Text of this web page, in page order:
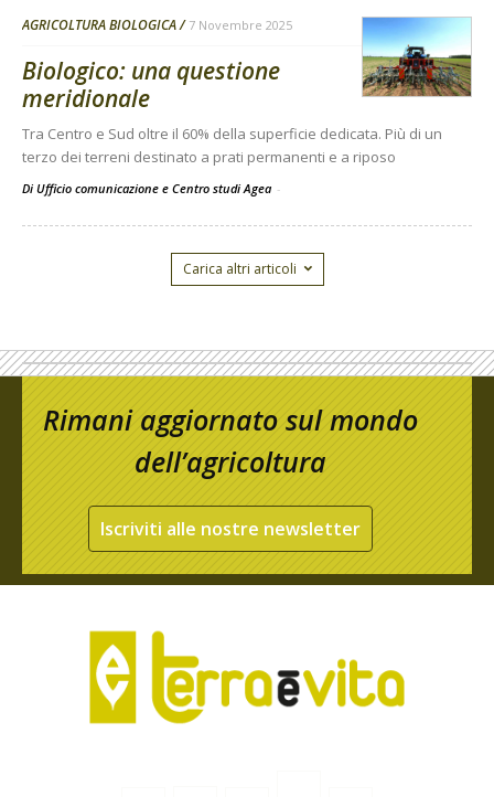
AGRICOLTURA BIOLOGICA 7 Novembre 2025
Biologico: una questione
meridionale
Tra Centro e Sud oltre il 60% della superficie dedicata. Più di un
terzo dei terreni destinato a prati permanenti e a riposo
Di Ufficio comunicazione e Centro studi Agea -
Carica altri articoli
Rimani aggiornato sul mondo
dell’agricoltura
Iscriviti alle nostre newsletter